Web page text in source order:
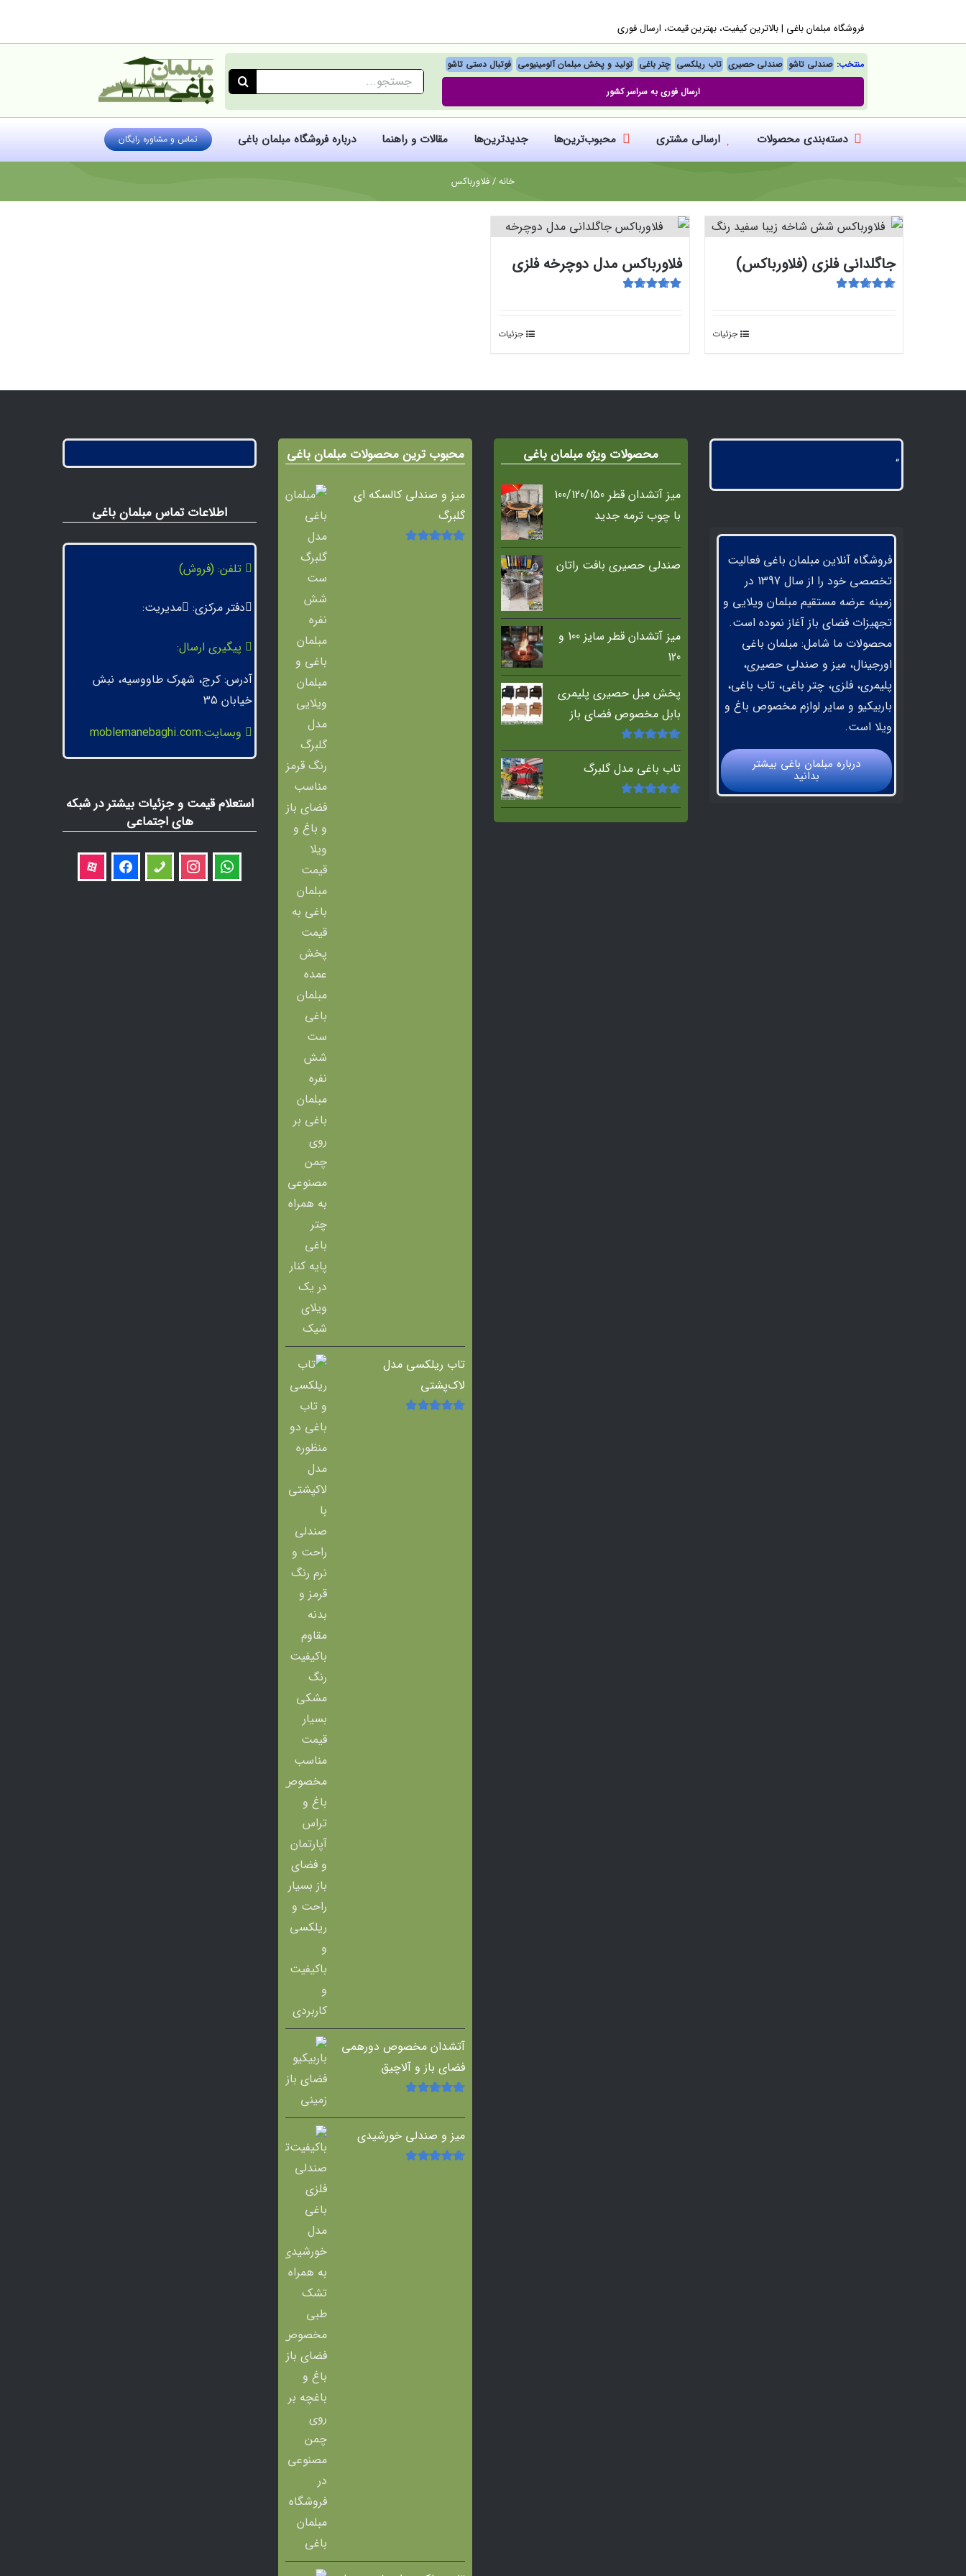
فروشگاه مبلمان باغی |‌ بالاترین کیفیت، بهترین قیمت، ارسال فوری
منتخب: صندلی تاشو صندلی حصیری تاب ریلکسی چتر باغی تولید و پخش مبلمان آلومینیومی فوتبال‌ دستی تاشو
ارسال فوری به سراسر کشور
جستجو
برای:
دسته‌بندی محصولات ارسالی مشتری محبوب‌ترین‌ها جدیدترین‌ها مقالات و راهنما درباره فروشگاه مبلمان باغی تماس و مشاوره رایگان
خانه/فلاورباکس
جاگلدانی فلزی (فلاورباکس)
جزئیات
فلاورباکس مدل دوچرخه فلزی
جزئیات
“
فروشگاه آنلاین مبلمان باغی فعالیت
تخصصی خود را از سال 1397 در
زمینه عرضه مستقیم مبلمان ویلایی و
تجهیزات فضای باز آغاز نموده است.
محصولات ما شامل: مبلمان باغی
اورجینال، میز و صندلی حصیری،
پلیمری، فلزی، چتر باغی، تاب باغی،
باربیکیو و سایر لوازم مخصوص باغ و
ویلا است.
درباره مبلمان باغي بيشتر
بدانيد
محصولات ویژه مبلمان باغی
میز آتشدان قطر 100/120/150
با چوب ترمه جدید
صندلی حصیری بافت راتان
میز آتشدان قطر سایز 100 و
120
پخش مبل حصیری پلیمری
بابل مخصوص فضای باز
امتیاز5.00از
5
تاب باغی مدل گلبرگ
امتیاز5.00از
محبوب ترین محصولات مبلمان باغی
میز و صندلی کالسکه ای
گلبرگ
تاب ریلکسی مدل
لاک‌پشتی
آتشدان مخصوص دورهمی
فضای باز و آلاچیق
5
میز و صندلی خورشیدی
اطلاعات تماس مبلمان باغی
تلفن: (فروش)
دفتر مرکزی: مدیریت:
پیگیری ارسال:
آدرس: کرج، شهرک طاووسیه، نبش
خیابان 35
وبسایت:moblemanebaghi.com
استعلام قیمت و جزئیات بیشتر در شبکه
های اجتماعی
whatsapp
instagram
phone
facebook
aparat